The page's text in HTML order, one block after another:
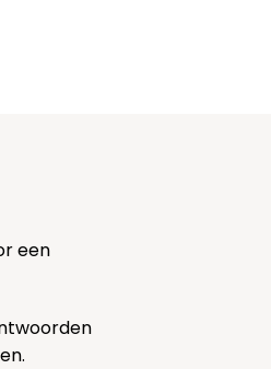
een